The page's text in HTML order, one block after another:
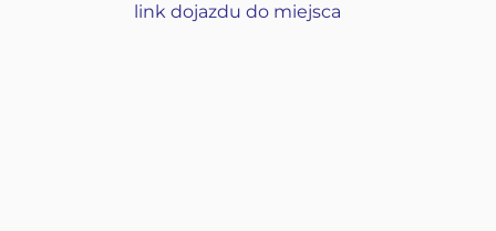
link dojazdu do miejsca